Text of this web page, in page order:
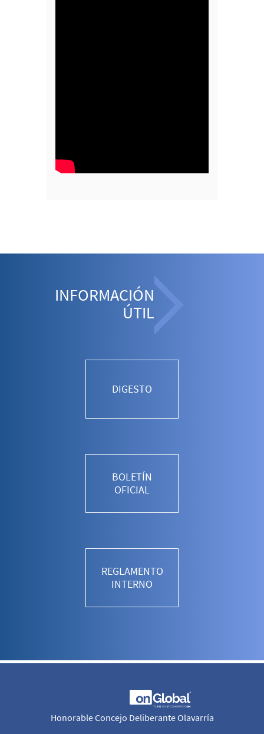
INFORMACIÓN
ÚTIL
DIGESTO
BOLETÍN
OFICIAL
REGLAMENTO
INTERNO
Honorable Concejo Deliberante Olavarría